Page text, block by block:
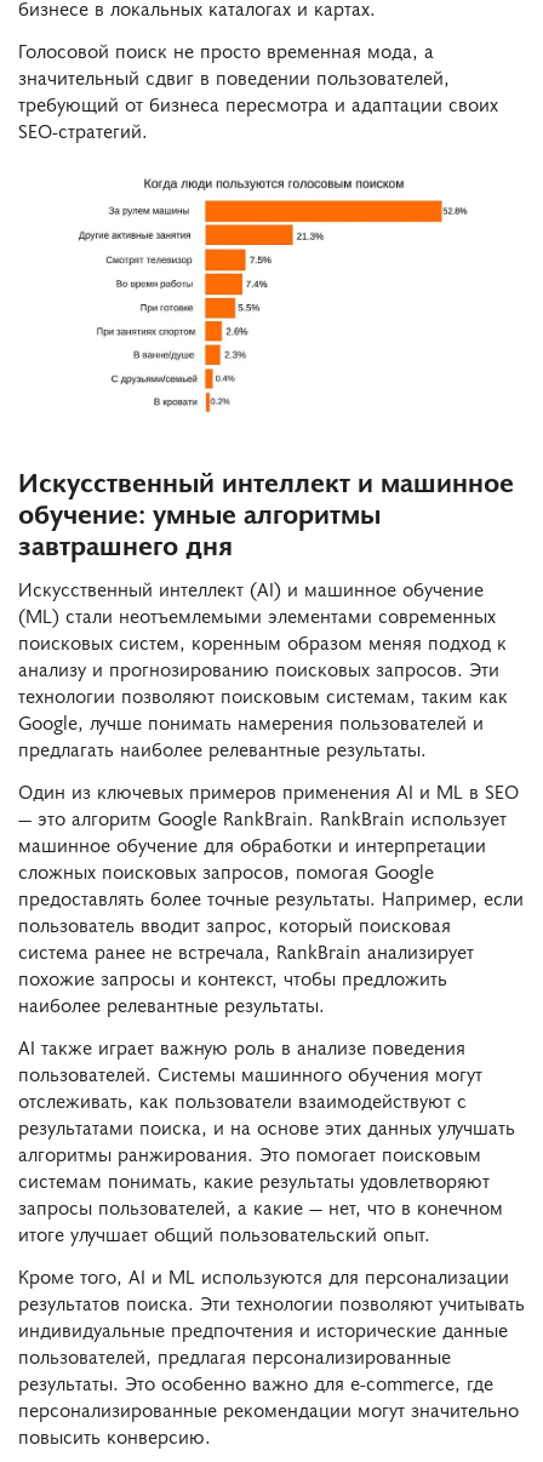
бизнесе в локальных каталогах и картах.
Голосовой поиск не просто временная мода, а
значительный сдвиг в поведении пользователей,
требующий от бизнеса пересмотра и адаптации своих
SEO-стратегий.
Искусственный интеллект и машинное
обучение: умные алгоритмы
завтрашнего дня
Искусственный интеллект (AI) и машинное обучение
(ML) стали неотъемлемыми элементами современных
поисковых систем, коренным образом меняя подход к
анализу и прогнозированию поисковых запросов. Эти
технологии позволяют поисковым системам, таким как
Google, лучше понимать намерения пользователей и
предлагать наиболее релевантные результаты.
Один из ключевых примеров применения AI и ML в SEO
— это алгоритм Google RankBrain. RankBrain использует
машинное обучение для обработки и интерпретации
сложных поисковых запросов, помогая Google
предоставлять более точные результаты. Например, если
пользователь вводит запрос, который поисковая
система ранее не встречала, RankBrain анализирует
похожие запросы и контекст, чтобы предложить
наиболее релевантные результаты.
AI также играет важную роль в анализе поведения
пользователей. Системы машинного обучения могут
отслеживать, как пользователи взаимодействуют с
результатами поиска, и на основе этих данных улучшать
алгоритмы ранжирования. Это помогает поисковым
системам понимать, какие результаты удовлетворяют
запросы пользователей, а какие — нет, что в конечном
итоге улучшает общий пользовательский опыт.
Кроме того, AI и ML используются для персонализации
результатов поиска. Эти технологии позволяют учитывать
индивидуальные предпочтения и исторические данные
пользователей, предлагая персонализированные
результаты. Это особенно важно для e-commerce, где
персонализированные рекомендации могут значительно
повысить конверсию.